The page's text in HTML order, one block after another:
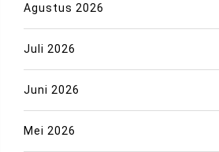
Agustus 2026
Juli 2026
Juni 2026
Mei 2026